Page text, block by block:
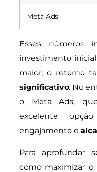
Meta Ads
Esses números
investimento
maior, o retorno
significativo. No
o Meta Ads,
excelente
engajamento e
Para aprofundar
como maximizar o